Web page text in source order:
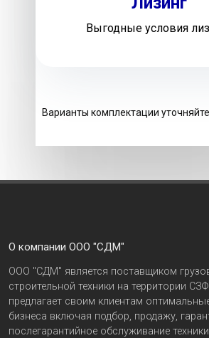
Выгодные условия
Варианты комплектации
О компании ООО "СДМ"
ООО "СДМ" является поставщиком
строительной техники на территории
предлагает своим клиентам
бизнеса включая подбор, продажу,
послегарантийное обслуживание